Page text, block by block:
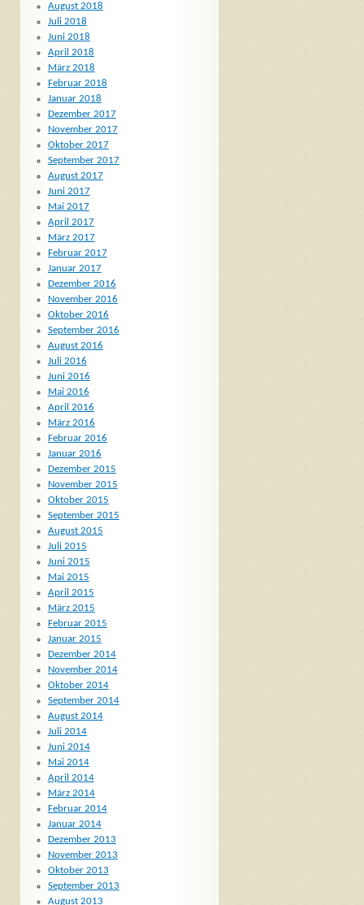
August 2018
Juli 2018
Juni 2018
April 2018
März 2018
Februar 2018
Januar 2018
Dezember 2017
November 2017
Oktober 2017
September 2017
August 2017
Juni 2017
Mai 2017
April 2017
März 2017
Februar 2017
Januar 2017
Dezember 2016
November 2016
Oktober 2016
September 2016
August 2016
Juli 2016
Juni 2016
Mai 2016
April 2016
März 2016
Februar 2016
Januar 2016
Dezember 2015
November 2015
Oktober 2015
September 2015
August 2015
Juli 2015
Juni 2015
Mai 2015
April 2015
März 2015
Februar 2015
Januar 2015
Dezember 2014
November 2014
Oktober 2014
September 2014
August 2014
Juli 2014
Juni 2014
Mai 2014
April 2014
März 2014
Februar 2014
Januar 2014
Dezember 2013
November 2013
Oktober 2013
September 2013
August 2013